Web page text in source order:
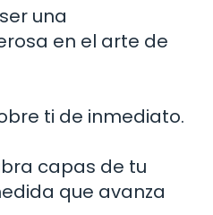
una
en el arte de
ti de inmediato.
capas de tu
que avanza